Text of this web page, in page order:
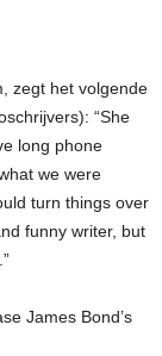
zegt het volgende
“She
long phone
we were
turn things over
funny writer, but
James Bond’s